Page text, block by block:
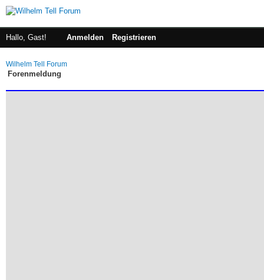
Hallo, Gast! Anmelden Registrieren
Wilhelm Tell Forum
Forenmeldung